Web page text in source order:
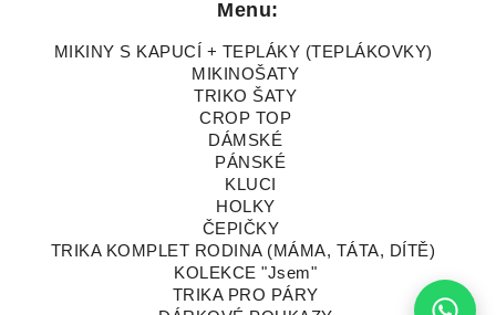
Menu:
MIKINY S KAPUCÍ + TEPLÁKY (TEPLÁKOVKY)
MIKINOŠATY
TRIKO ŠATY
CROP TOP
DÁMSKÉ
PÁNSKÉ
KLUCI
HOLKY
ČEPIČKY
TRIKA KOMPLET RODINA (MÁMA, TÁTA, DÍTĚ)
KOLEKCE "Jsem"
TRIKA PRO PÁRY